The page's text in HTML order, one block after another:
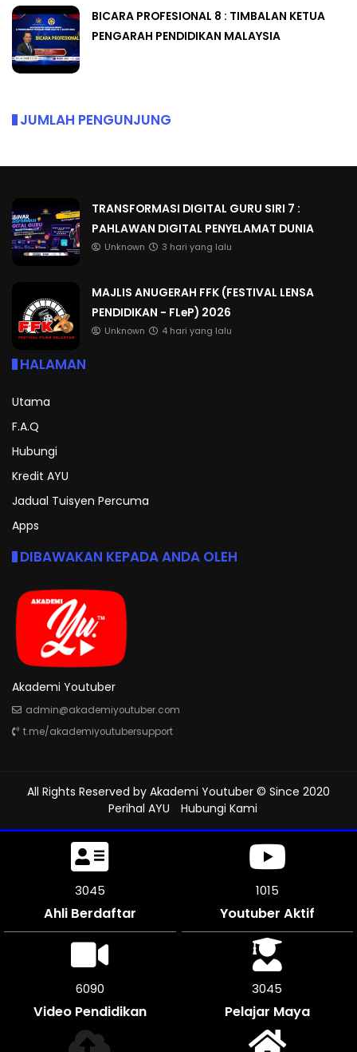
BICARA PROFESIONAL 8 : TIMBALAN KETUA
PENGARAH PENDIDIKAN MALAYSIA
JUMLAH PENGUNJUNG
TRANSFORMASI DIGITAL GURU SIRI 7 :
PAHLAWAN DIGITAL PENYELAMAT DUNIA
Unknown 3 hari yang lalu
MAJLIS ANUGERAH FFK (FESTIVAL LENSA
PENDIDIKAN - FLeP) 2026
Unknown 4 hari yang lalu
HALAMAN
Utama
F.A.Q
Hubungi
Kredit AYU
Jadual Tuisyen Percuma
Apps
DIBAWAKAN KEPADA ANDA OLEH
Akademi Youtuber
admin@akademiyoutuber.com
t.me/akademiyoutubersupport
All Rights Reserved by Akademi Youtuber © Since 2020
Perihal AYU
Hubungi Kami
3414
Ahli Berdaftar
1138
Youtuber Aktif
6828
Video Pendidikan
3411
Pelajar Maya